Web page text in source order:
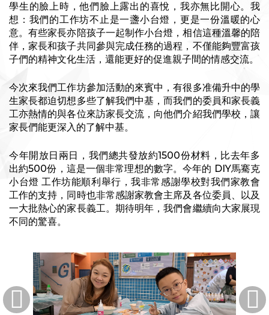
學生的臉上時，他們臉上露出的喜悅，我亦無比開心。我
想：我們的工作坊不止是一盞小台燈，更是一份溫暖的心
意。有些家長亦陪孩子一起制作小台燈，相信這種溫馨的陪
伴，家長和孩子共同參與完成任務的過程，不僅能夠豐富孩
子們的精神文化生活，還能更好的促進親子間的情感交流。
今次來我們工作坊參加活動的來賓中，有很多准備升中的學
生家長都迫切想多些了解我們中基，而我們的委員和家長義
工亦熱情的與各位來訪家長交流，向他們介紹我們學校，讓
家長們能更深入的了解中基。
今年開放日兩日，我們總共發放約1500份材料，比去年多
出約500份，這是一個非常理想的數字。今年的 DIY馬騫克
小台燈 工作坊能順利舉行，我非常感謝學校對我們家教會
工作的支持，同時也非常感謝家教會主席及各位委員、以及
一大批熱心的家長義工。期待明年，我們會繼續向大家展現
不同的驚喜。